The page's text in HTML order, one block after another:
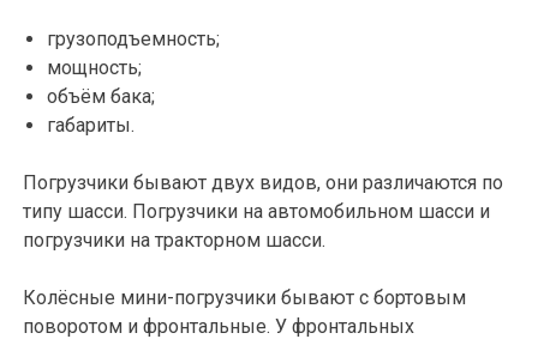
грузоподъемность;
мощность;
объём бака;
габариты.
Погрузчики бывают двух видов, они различаются по
типу шасси. Погрузчики на автомобильном шасси и
погрузчики на тракторном шасси.
Колёсные мини-погрузчики бывают с бортовым
поворотом и фронтальные. У фронтальных